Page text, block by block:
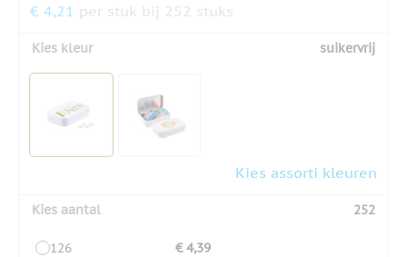
€ 4,21 per stuk bij 252 stuks
Kies kleur suikervrij
Kies assorti kleuren
Kies aantal 252
126
€ 4,39